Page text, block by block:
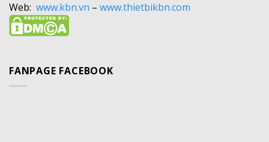
Web: www.kbn.vn – www.thietbikbn.com
FANPAGE FACEBOOK